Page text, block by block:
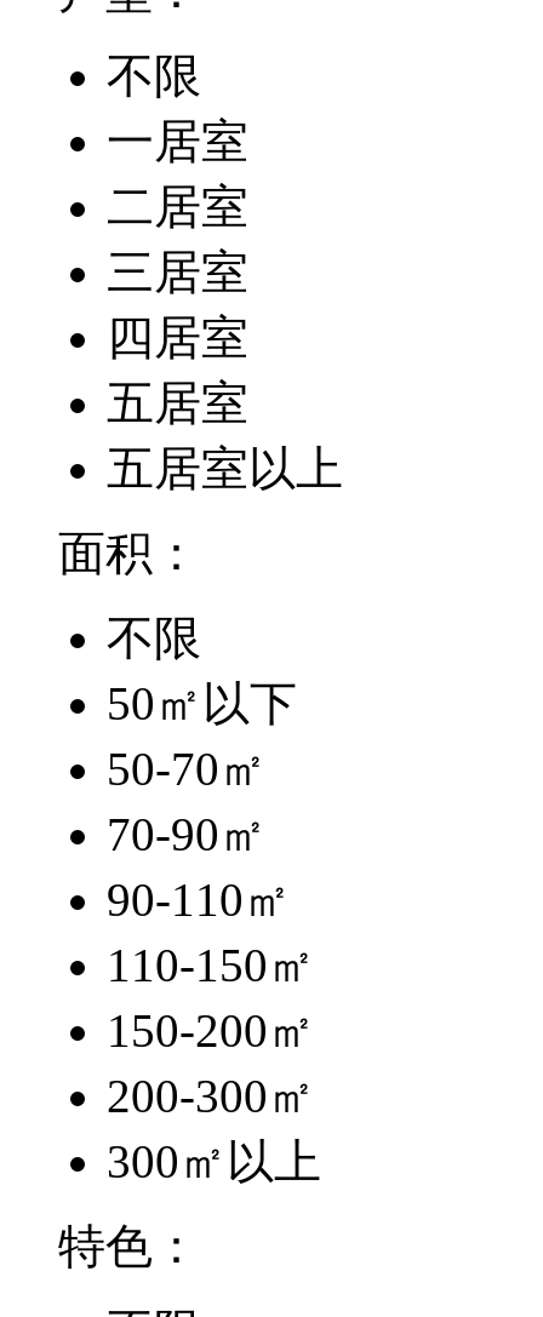
不限
一居室
二居室
三居室
四居室
五居室
五居室以上
面积：
不限
50㎡以下
50-70㎡
70-90㎡
90-110㎡
110-150㎡
150-200㎡
200-300㎡
300㎡以上
特色：